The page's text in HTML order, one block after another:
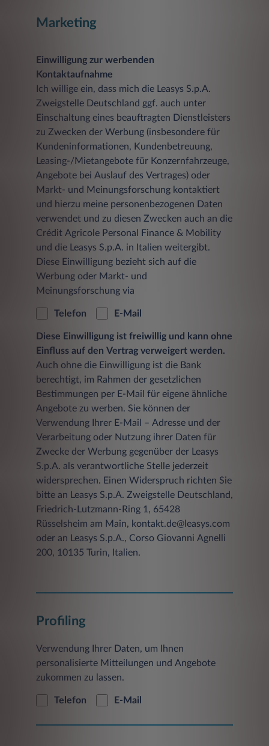
Marketing
Einwilligung zur werbenden
Kontaktaufnahme
Ich willige ein, dass mich die Leasys S.p.A.
Zweigstelle Deutschland ggf. auch unter
Einschaltung eines beauftragten Dienstleisters
zu Zwecken der Werbung (insbesondere für
Kundeninformationen, Kundenbetreuung,
Leasing-/Mietangebote für Konzernfahrzeuge,
Angebote bei Auslauf des Vertrages) oder
Markt- und Meinungsforschung kontaktiert
und hierzu meine personenbezogenen Daten
verwendet und zu diesen Zwecken auch an die
Crédit Agricole Personal Finance & Mobility
und die Leasys S.p.A. in Italien weitergibt.
Diese Einwilligung bezieht sich auf die
Werbung oder Markt- und
Meinungsforschung via
Telefon E-Mail
Diese Einwilligung ist freiwillig und kann ohne
Einfluss auf den Vertrag verweigert werden.
Auch ohne die Einwilligung ist die Bank
berechtigt, im Rahmen der gesetzlichen
Bestimmungen per E-Mail für eigene ähnliche
Angebote zu werben. Sie können der
Verwendung Ihrer E-Mail – Adresse und der
Verarbeitung oder Nutzung ihrer Daten für
Zwecke der Werbung gegenüber der Leasys
S.p.A. als verantwortliche Stelle jederzeit
widersprechen. Einen Widerspruch richten Sie
bitte an Leasys S.p.A. Zweigstelle Deutschland,
Friedrich-Lutzmann-Ring 1, 65428
Rüsselsheim am Main, kontakt.de@leasys.com
oder an Leasys S.p.A., Corso Giovanni Agnelli
200, 10135 Turin, Italien.
Profiling
Verwendung Ihrer Daten, um Ihnen
personalisierte Mitteilungen und Angebote
zukommen zu lassen.
Telefon E-Mail